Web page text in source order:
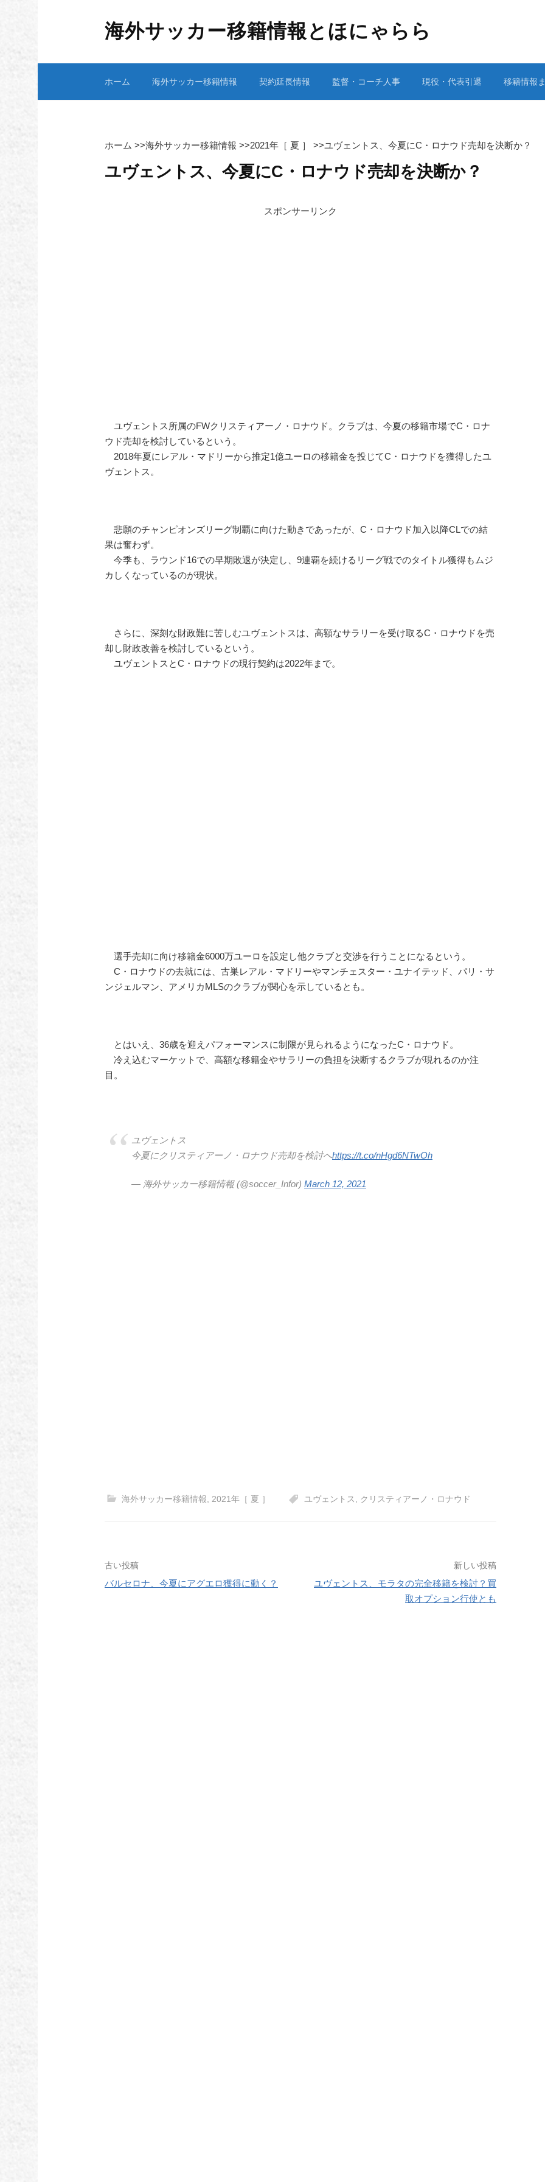
ス
海外サッカー移籍情報とほにゃらら
ホーム 海外サッカー移籍情報 契約延長情報 監督・コーチ人事 現役・代表引退 移籍情報
ホーム >>海外サッカー移籍情報 >>2021年［ 夏 ］ >>ユヴェントス、今夏にC・ロナウド売却を決断か？
ユヴェントス、今夏にC・ロナウド売却を決断か？
スポンサーリンク
ユヴェントス所属のFWクリスティアーノ・ロナウド。クラブは、今夏の移籍市場でC・ロナ
ウド売却を検討しているという。
2018年夏にレアル・マドリーから推定1億ユーロの移籍金を投じてC・ロナウドを獲得したユ
ヴェントス。
悲願のチャンピオンズリーグ制覇に向けた動きであったが、C・ロナウド加入以降CLでの結
果は奮わず。
今季も、ラウンド16での早期敗退が決定し、9連覇を続けるリーグ戦でのタイトル獲得もムジ
カしくなっているのが現状。
さらに、深刻な財政難に苦しむユヴェントスは、高額なサラリーを受け取るC・ロナウドを売
却し財政改善を検討しているという。
ユヴェントスとC・ロナウドの現行契約は2022年まで。
選手売却に向け移籍金6000万ユーロを設定し他クラブと交渉を行うことになるという。
C・ロナウドの去就には、古巣レアル・マドリーやマンチェスター・ユナイテッド、パリ・サ
ンジェルマン、アメリカMLSのクラブが関心を示しているとも。
とはいえ、36歳を迎えパフォーマンスに制限が見られるようになったC・ロナウド。
冷え込むマーケットで、高額な移籍金やサラリーの負担を決断するクラブが現れるのか注
目。
ユヴェントス
今夏にクリスティアーノ・ロナウド売却を検討へhttps://t.co/nHgd6NTwOh
— 海外サッカー移籍情報 (@soccer_Infor) March 12, 2021
海外サッカー移籍情報 2021年［ 夏 ］ ユヴェントス クリスティアーノ・ロナウド
投
稿
古い投稿
バルセロナ、今夏にアグエロ獲得に動く？
新しい投稿
ユヴェントス、モラタの完全移籍を検討？買
取オプション行使とも